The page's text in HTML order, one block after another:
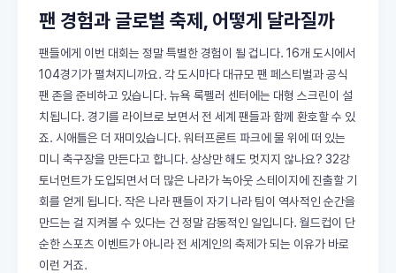
팬 경험과 글로벌 축제, 어떻게 달라질까
팬들에게 이번 대회는 정말 특별한 경험이 될 겁니다. 16개 도시에서
104경기가 펼쳐지니까요. 각 도시마다 대규모 팬 페스티벌과 공식
팬 존을 준비하고 있습니다. 뉴욕 록펠러 센터에는 대형 스크린이 설
치됩니다. 경기를 라이브로 보면서 전 세계 팬들과 함께 환호할 수 있
죠. 시애틀은 더 재미있습니다. 워터프론트 파크에 물 위에 떠 있는
미니 축구장을 만든다고 합니다. 상상만 해도 멋지지 않나요? 32강
토너먼트가 도입되면서 더 많은 나라가 녹아웃 스테이지에 진출할 기
회를 얻게 됩니다. 작은 나라 팬들이 자기 나라 팀이 역사적인 순간을
만드는 걸 지켜볼 수 있다는 건 정말 감동적인 일입니다. 월드컵이 단
순한 스포츠 이벤트가 아니라 전 세계인의 축제가 되는 이유가 바로
이런 거죠.